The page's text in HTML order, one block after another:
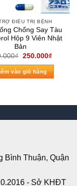
ĐIỀU TRỊ BỆNH
Chống Say Tàu
Hộp 9 Viên Nhật
Bản
₫ Giá
là:
399.000₫.
250.000₫Giá
vào giỏ hàng
Bình Thuận, Quận
- Sở KHĐT